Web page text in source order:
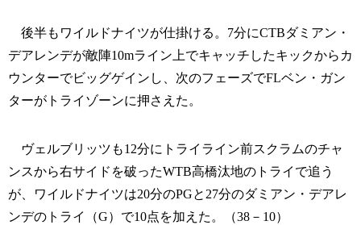
後半もワイルドナイツが仕掛ける。7分にCTBダミアン・
デアレンデが敵陣10mライン上でキャッチしたキックからカ
ウンターでビッグゲインし、次のフェーズでFLベン・ガン
ターがトライゾーンに押さえた。
ヴェルブリッツも12分にトライライン前スクラムのチャ
ンスから右サイドを破ったWTB高橋汰地のトライで追う
が、ワイルドナイツは20分のPGと27分のダミアン・デアレ
ンデのトライ（G）で10点を加えた。（38－10）